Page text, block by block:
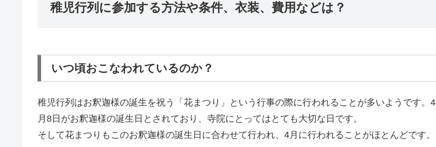
稚児行列に参加する方法や条件、衣装、費用などは？
いつ頃おこなわれているのか？
稚児行列はお釈迦様の誕生を祝う「花まつり」という行事の際に行われることが多いようです。4
月8日がお釈迦様の誕生日とされており、寺院にとってはとても大切な日です。
そして花まつりもこのお釈迦様の誕生日に合わせて行われ、4月に行われることがほとんどです。